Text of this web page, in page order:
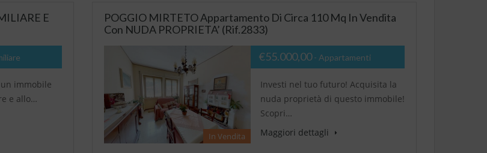
E
immobile
e allo…
POGGIO MIRTETO Appartamento Di Circa 110 Mq In Vendita
Con NUDA PROPRIETA’ (Rif.2833)
In Vendita
€55.000,00- Appartamenti
Investi nel tuo futuro! Acquisita la
nuda proprietà di questo immobile!
Scopri…
Maggiori dettagli